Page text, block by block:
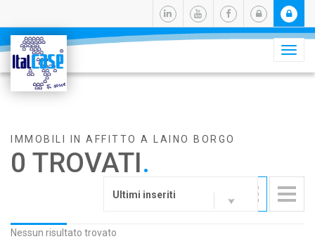
IMMOBILI IN AFFITTO A LAINO BORGO
0 TROVATI.
Ultimi inseriti
Nessun risultato trovato